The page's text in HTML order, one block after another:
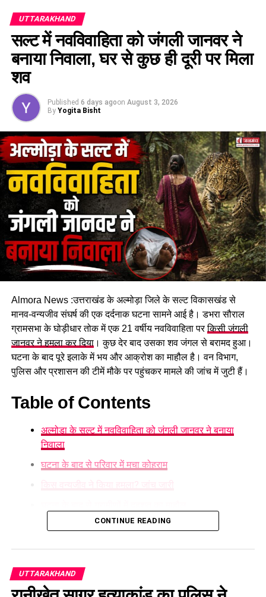
UTTARAKHAND
सल्ट में नवविवाहिता को जंगली जानवर ने
बनाया निवाला, घर से कुछ ही दूरी पर मिला
शव
Published 6 days agoon August 3, 2026
By Yogita Bisht
Almora News :उत्तराखंड के अल्मोड़ा जिले के सल्ट विकासखंड से
मानव-वन्यजीव संघर्ष की एक दर्दनाक घटना सामने आई है। डभरा सौराल
ग्रामसभा के घोड़ीधार तोक में एक 21 वर्षीय नवविवाहिता परकिसी जंगली
जानवर ने हमला कर दिया। कुछ देर बाद उसका शव जंगल से बरामद हुआ।
घटना के बाद पूरे इलाके में भय और आक्रोश का माहौल है। वन विभाग,
पुलिस और प्रशासन की टीमें मौके पर पहुंचकर मामले की जांच में जुटी हैं।
Table of Contents
अल्मोड़ा के सल्ट में नवविवाहिता को जंगली जानवर ने बनाया
निवाला
घटना के बाद से परिवार में मचा कोहराम
किस वन्यजीव ने किया हमला? जांच जारी
अल्मोड़ा के सल्ट में नवविवाहिता को जंगली
जानवर ने बनाया निवाला
a में नवविवाहिता को जंगली जानवर ने निवाला बना लिया। इस खबर के बाद
से पूरे इलाके में दहशत का माहौल है। मिली जानकारी के अनुसार, घोड़ीधार
CONTINUE READING
UTTARAKHAND